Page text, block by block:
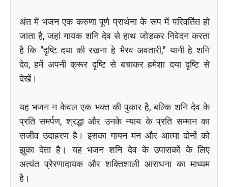
अंत में भजन एक करुणा पूर्ण प्रार्थना के रूप में परिवर्तित हो
जाता है, जहां गायक शनि देव से हाथ जोड़कर निवेदन करता
है कि "दृष्टि दया की रखना हे भैरव अवतारी," यानी हे शनि
देव, हमें अपनी क्रूर दृष्टि से बचाकर हमेशा दया दृष्टि से
देखें।
यह भजन न केवल एक भक्त की पुकार है, बल्कि शनि देव के
प्रति समर्पण, श्रद्धा और उनके न्याय के प्रति सम्मान का
सजीव उदाहरण है। इसका गायन मन और आत्मा दोनों को
झुका देता है। यह भजन शनि देव के उपासकों के लिए
अत्यंत प्रेरणादायक और शक्तिशाली आराधना का माध्यम
है।